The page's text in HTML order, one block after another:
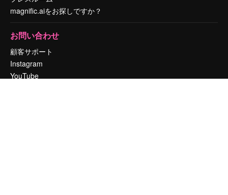
magnific.aiをお探しですか？
お問い合わせ
顧客サポート
Instagram
YouTube